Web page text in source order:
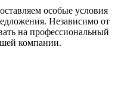
особые условия
Независимо от
на профессиональный
компании.